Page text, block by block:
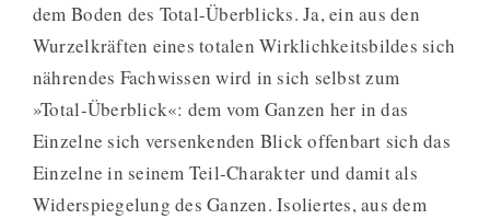
dem Boden des Total-Überblicks. Ja, ein aus den
Wurzelkräften eines totalen Wirklichkeitsbildes sich
nährendes Fachwissen wird in sich selbst zum
»Total-Überblick«: dem vom Ganzen her in das
Einzelne sich versenkenden Blick offenbart sich das
Einzelne in seinem Teil-Charakter und damit als
Widerspiegelung des Ganzen. Isoliertes, aus dem